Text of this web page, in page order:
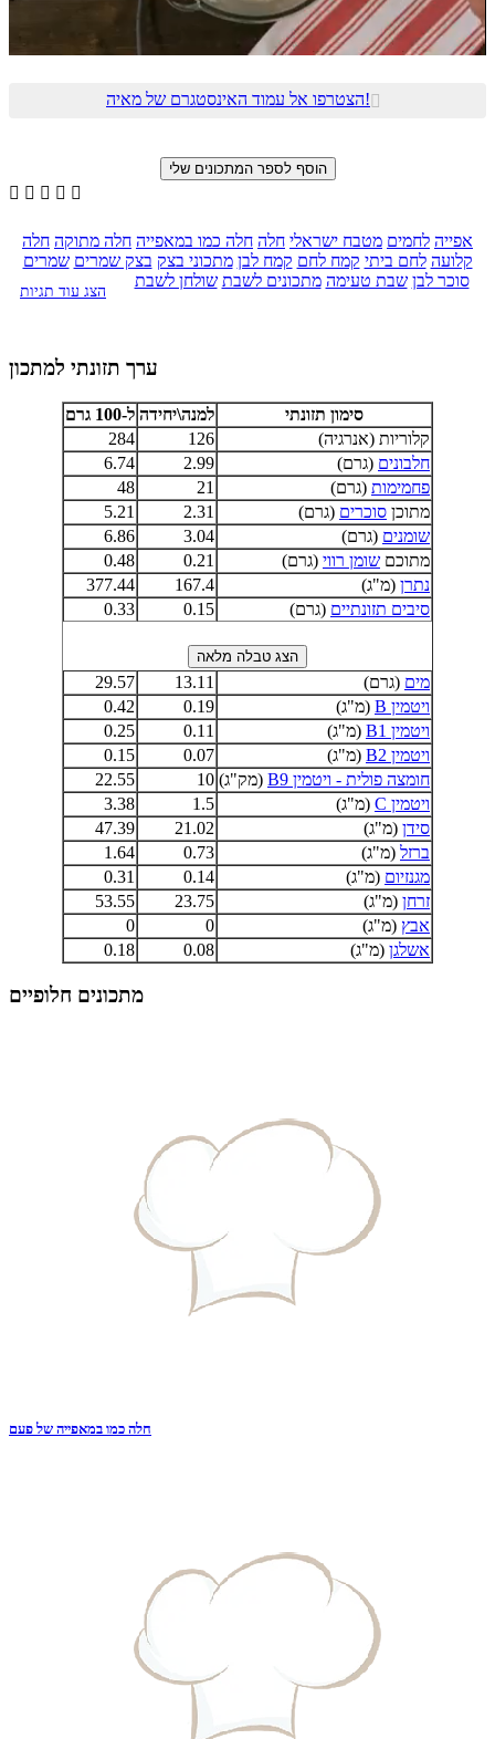
הצטרפו אל עמוד האינסטגרם של מאיה!
    
אפייה לחמים מטבח ישראלי חלה חלה כמו במאפייה חלה מתוקה חלה
קלועה לחם ביתי קמח לחם קמח לבן מתכוני בצק בצק שמרים שמרים
סוכר לבן שבת טעימה מתכונים לשבת שולחן לשבת
הצג עוד תגיות
ערך תזונתי למתכון
סימון תזונתי למנה\יחידה ל-100 גרם
קלוריות (אנרגיה)
126
284
חלבונים (גרם) 2.99
6.74
פחמימות (גרם) 21
48
מתוכן סוכרים (גרם) 2.31
5.21
שומנים (גרם) 3.04
6.86
מתוכם שומן רווי (גרם) 0.21
0.48
נתרן (מ"ג) 167.4
377.44
סיבים תזונתיים (גרם) 0.15
0.33
מים (גרם) 13.11
29.57
ויטמין B
(מ"ג) 0.19
0.42
ויטמין B1
(מ"ג) 0.11
0.25
ויטמין B2
(מ"ג) 0.07
0.15
חומצה פולית - ויטמין B9
(מק"ג) 10
22.55
ויטמין C
(מ"ג) 1.5
3.38
סידן (מ"ג) 21.02
47.39
ברזל (מ"ג) 0.73
1.64
מגנזיום (מ"ג) 0.14
0.31
זרחן (מ"ג) 23.75
53.55
אבץ (מ"ג) 0
0
אשלגן (מ"ג) 0.08
0.18
מתכונים חלופיים
חלה כמו במאפייה של פעם